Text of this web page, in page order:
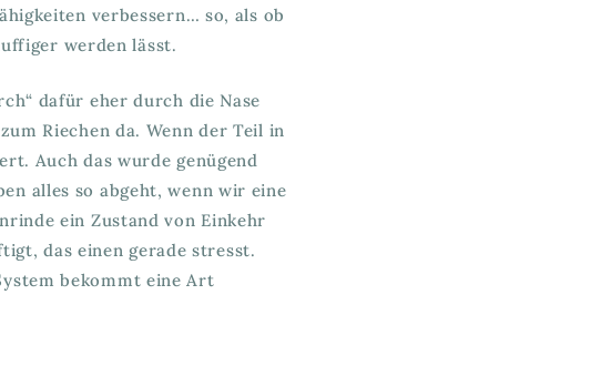
verbessern… so, als ob
werden lässt.
dafür eher durch die Nase
Riechen da. Wenn der Teil in
Auch das wurde genügend
alles so abgeht, wenn wir eine
ein Zustand von Einkehr
das einen gerade stresst.
bekommt eine Art